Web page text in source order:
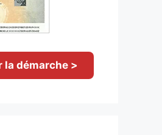
la démarche >